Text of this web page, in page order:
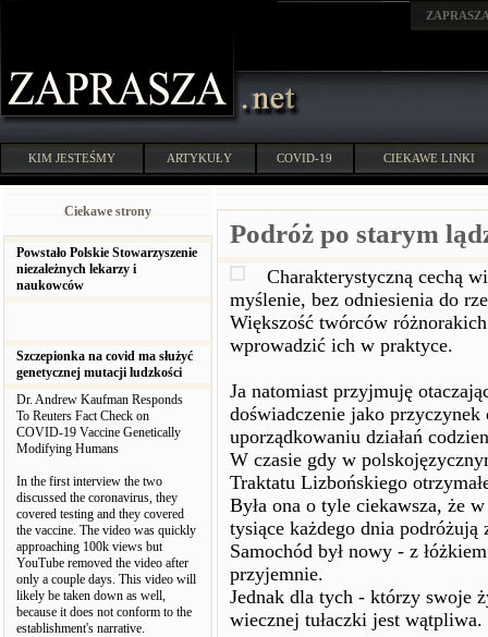
KIM JESTEŚMY ARTYKUŁY COVID-19 CIEKAWE LINKI
Ciekawe strony
Powstało Polskie Stowarzyszenie
niezależnych lekarzy i
naukowców
Szczepionka na covid ma służyć
genetycznej mutacji ludzkości
Dr. Andrew Kaufman Responds
To Reuters Fact Check on
COVID-19 Vaccine Genetically
Modifying Humans
In the first interview the two
discussed the coronavirus, they
covered testing and they covered
the vaccine. The video was quickly
approaching 100k views but
YouTube removed the video after
only a couple days. This video will
likely be taken down as well,
because it does not conform to the
establishment's narrative.
Podróż po starym
Charakterystyczną cechą
myślenie, bez odniesienia do
Większość twórców
wprowadzić ich w praktyce.
Ja natomiast przyjmuję
doświadczenie jako przyczynek
uporządkowaniu działań
W czasie gdy w
Traktatu Lizbońskiego
Była ona o tyle ciekawsza, że
tysiące każdego dnia podróżują
Samochód był nowy - z
przyjemnie.
Jednak dla tych - którzy swoje
wiecznej tułaczki jest wątpliwa.